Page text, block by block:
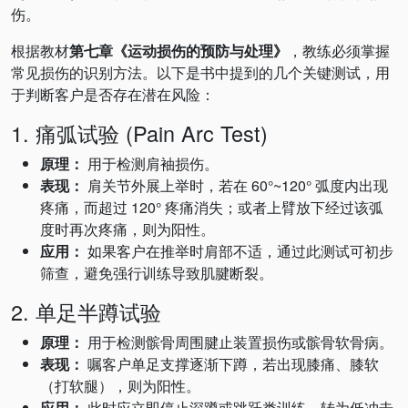
伤。
根据教材第七章《运动损伤的预防与处理》
，教练必须掌握
常见损伤的识别方法。以下是书中提到的几个关键测试，用
于判断客户是否存在潜在风险：
1. 痛弧试验 (Pain Arc Test)
原理： 用于检测肩袖损伤。
表现： 肩关节外展上举时，若在 60°~120° 弧度内出现
疼痛，而超过 120° 疼痛消失；或者上臂放下经过该弧
度时再次疼痛，则为阳性。
应用： 如果客户在推举时肩部不适，通过此测试可初步
筛查，避免强行训练导致肌腱断裂。
2. 单足半蹲试验
原理： 用于检测髌骨周围腱止装置损伤或髌骨软骨病。
表现： 嘱客户单足支撑逐渐下蹲，若出现膝痛、膝软
（打软腿），则为阳性。